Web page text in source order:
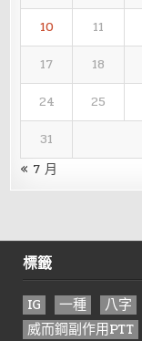
10
11
17
18
24
25
31
« 7 月
標籤
IG 一種 八字
威而鋼副作用PTT